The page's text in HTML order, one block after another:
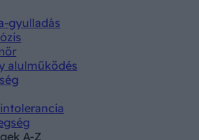
gyulladás
alulműködés
A-Z